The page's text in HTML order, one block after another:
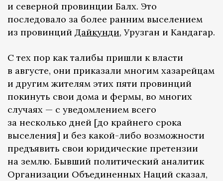
и северной провинции Балх. Это
последовало за более ранним выселением
из провинций Дайкунди, Урузган и Кандагар.
С тех пор как талибы пришли к власти
в августе, они приказали многим хазарейцам
и другим жителям этих пяти провинций
покинуть свои дома и фермы, во многих
случаях — с уведомлением всего
за несколько дней [до крайнего срока
выселения] и без какой-либо возможности
предъявить свои юридические претензии
на землю. Бывший политический аналитик
Организации Объединенных Наций сказал,